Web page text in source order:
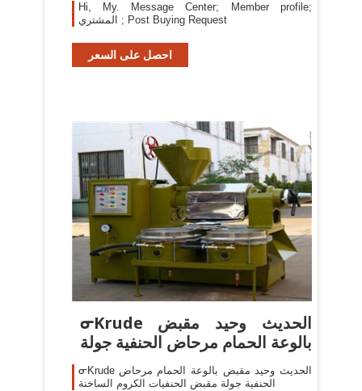
Hi, My. Message Center; Member profile;
المشتري ; Post Buying Request
احصل على السعر
ᓂKrude الحديث وحيد مقبض
بالوعة الحمام مرحاض الحنفية جولة
ᓂKrude الحديث وحيد مقبض بالوعة الحمام مرحاض
الحنفية جولة مقبض الحنفيات الكروم الساخنة